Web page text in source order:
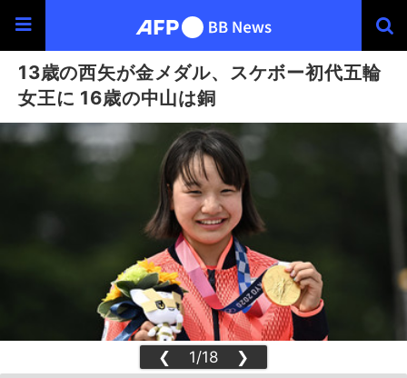
13歳の西矢が金メダル、スケボー初代五輪
女王に 16歳の中山は銅
❮ 1/18 ❯